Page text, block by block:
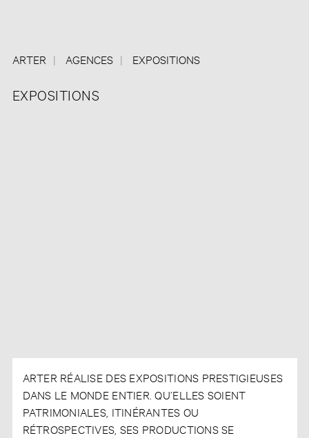
ARTER AGENCES EXPOSITIONS
EXPOSITIONS
ARTER RÉALISE DES EXPOSITIONS PRESTIGIEUSES
DANS LE MONDE ENTIER. QU’ELLES SOIENT
PATRIMONIALES, ITINÉRANTES OU
RÉTROSPECTIVES, SES PRODUCTIONS SE